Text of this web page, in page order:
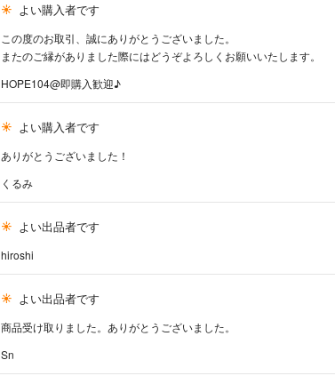
よい購入者です
この度のお取引、誠にありがとうございました。
またのご縁がありました際にはどうぞよろしくお願いいたします。
HOPE104@即購入歓迎♪
よい購入者です
ありがとうございました！
くるみ
よい出品者です
hiroshi
よい出品者です
商品受け取りました。ありがとうございました。
Sn